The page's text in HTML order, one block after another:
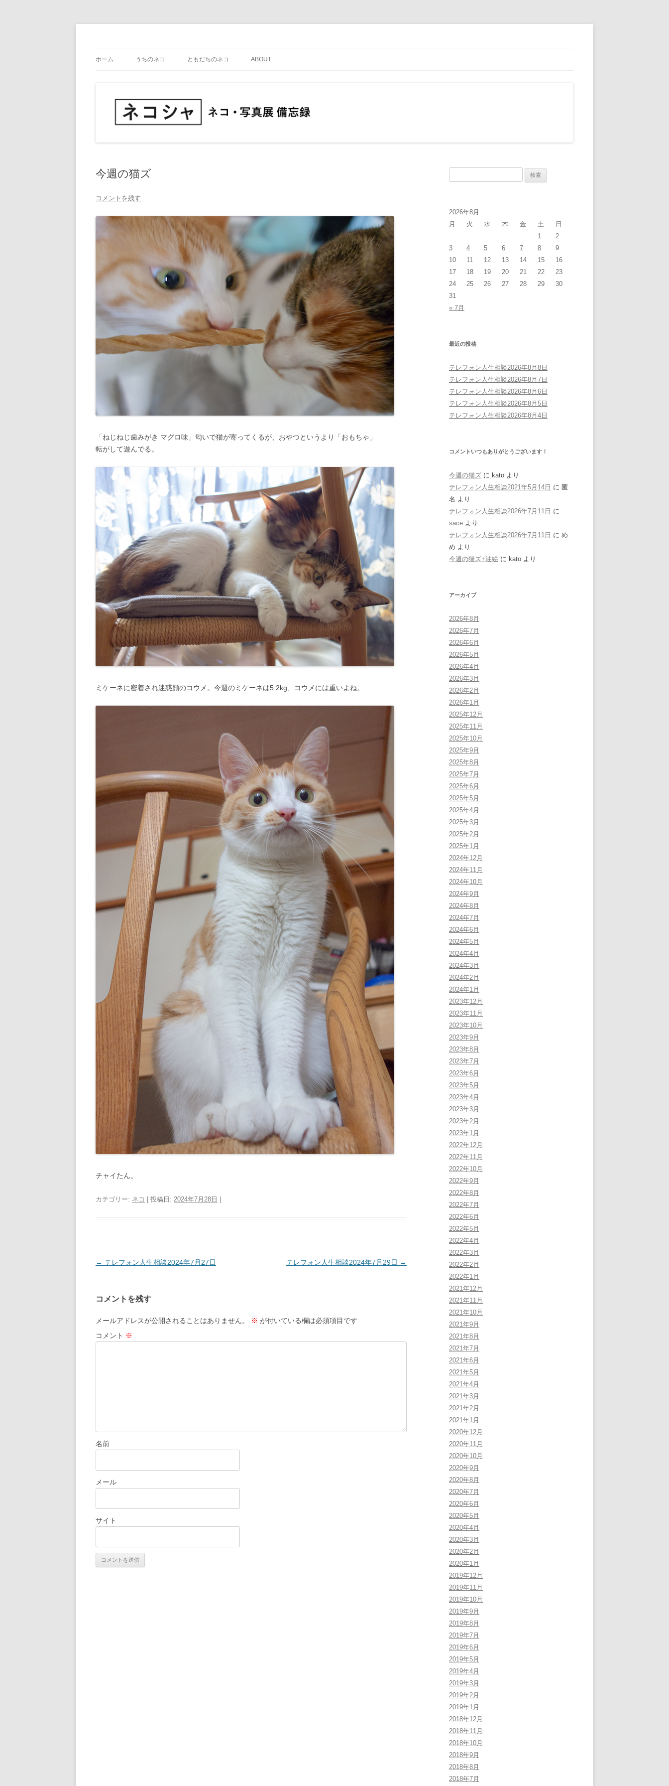
へ
ホーム うちのネコ ともだちのネコ ABOUT
今週の猫ズ
コメントを残す
「ねじねじ歯みがき マグロ味」匂いで猫が寄ってくるが、おやつというより「おもちゃ」
転がして遊んでる。
ミケーネに密着され迷惑顔のコウメ。今週のミケーネは5.2kg、コウメには重いよね。
チャイたん。
カテゴリー: ネコ | 投稿日: 2024年7月28日
投
ビ
ゲ
ー
← テレフォン人生相談2024年7月27日 テレフォン人生相談2024年7月29日 →
コメントを残す
メールアドレスが公開されることはありません。 ※ が付いている欄は必須項目です
コメント ※
名前
メール
サイト
2026年8月
月
火 水 木 金 土
日
1
2
3
4 5 6 7 8
9
10
11 12 13 14 15
16
17
18 19 20 21 22
23
24
25 26 27 28 29
30
31
« 7月
最近の投稿
テレフォン人生相談2026年8月8日
テレフォン人生相談2026年8月7日
テレフォン人生相談2026年8月6日
テレフォン人生相談2026年8月5日
テレフォン人生相談2026年8月4日
コメントいつもありがとうございます！
今週の猫ズ に kato より
テレフォン人生相談2021年5月14日 に 匿
名 より
テレフォン人生相談2026年7月11日 に
sace より
テレフォン人生相談2026年7月11日 に め
め より
今週の猫ズ+油絵 に kato より
アーカイブ
2026年8月
2026年7月
2026年6月
2026年5月
2026年4月
2026年3月
2026年2月
2026年1月
2025年12月
2025年11月
2025年10月
2025年9月
2025年8月
2025年7月
2025年6月
2025年5月
2025年4月
2025年3月
2025年2月
2025年1月
2024年12月
2024年11月
2024年10月
2024年9月
2024年8月
2024年7月
2024年6月
2024年5月
2024年4月
2024年3月
2024年2月
2024年1月
2023年12月
2023年11月
2023年10月
2023年9月
2023年8月
2023年7月
2023年6月
2023年5月
2023年4月
2023年3月
2023年2月
2023年1月
2022年12月
2022年11月
2022年10月
2022年9月
2022年8月
2022年7月
2022年6月
2022年5月
2022年4月
2022年3月
2022年2月
2022年1月
2021年12月
2021年11月
2021年10月
2021年9月
2021年8月
2021年7月
2021年6月
2021年5月
2021年4月
2021年3月
2021年2月
2021年1月
2020年12月
2020年11月
2020年10月
2020年9月
2020年8月
2020年7月
2020年6月
2020年5月
2020年4月
2020年3月
2020年2月
2020年1月
2019年12月
2019年11月
2019年10月
2019年9月
2019年8月
2019年7月
2019年6月
2019年5月
2019年4月
2019年3月
2019年2月
2019年1月
2018年12月
2018年11月
2018年10月
2018年9月
2018年8月
2018年7月